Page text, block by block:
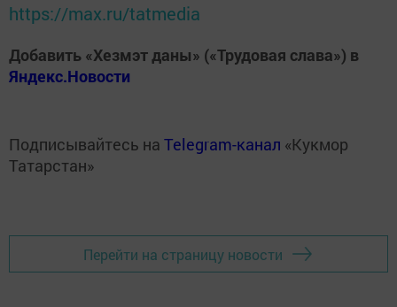
https://max.ru/tatmedia
Добавить «Хезмэт даны» («Трудовая слава») в
Яндекс.Новости
Подписывайтесь на Telegram-канал «Кукмор
Татарстан»
Перейти на страницу новости